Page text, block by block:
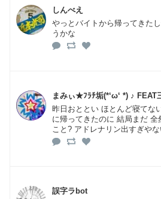
しんべえ
やっとバイトから帰ってきた
うかな
まみぃ★ﾌﾗﾁ垢(*‘ω‘ *) ♪ FEAT
昨日おととい ほとんど寝てな
に帰ってきたのに 結局まだ 全
こと? アドレナリン出すぎや
誤字ラbot